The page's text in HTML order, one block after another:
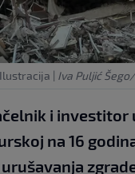
| Iva Puljić
i investitor
na 16